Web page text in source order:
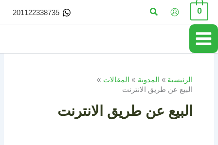
تخطي
المحتوى
0 البحث 201122338735
الرئيسية المدونة
المقالات
البيع عن طريق الانترنت
البيع عن طريق الانترنت